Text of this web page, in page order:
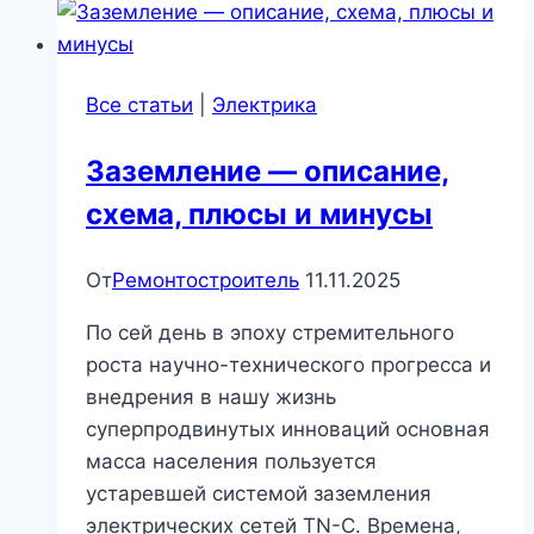
Все статьи Электрика
Заземление — описание,
схема, плюсы и минусы
ОтРемонтостроитель 11.11.2025
По сей день в эпоху стремительного
роста научно-технического прогресса и
внедрения в нашу жизнь
суперпродвинутых инноваций основная
масса населения пользуется
устаревшей системой заземления
электрических сетей TN-C. Времена,